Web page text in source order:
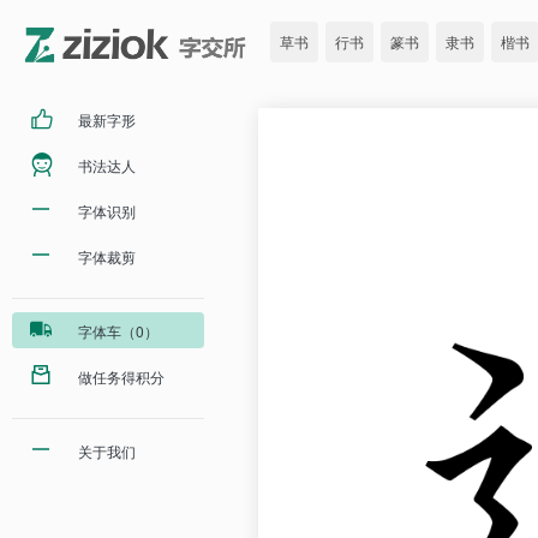
草书 行书 篆书 隶书 楷书
最新字形
书法达人
字体识别
字体裁剪
字体车（0）
做任务得积分
关于我们